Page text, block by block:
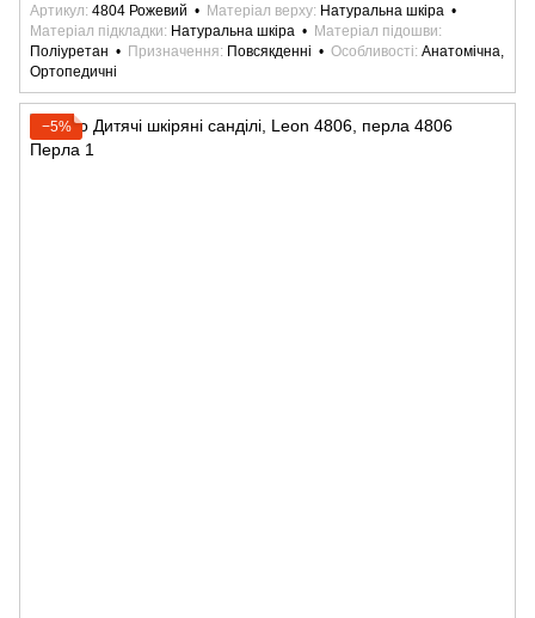
Артикул 4804 Рожевий Матеріал верху Натуральна шкіра
Матеріал підкладки
Натуральна шкіра
Матеріал підошви
Поліуретан
Призначення Повсякденні Особливості Анатомічна,
Ортопедичні
−5%